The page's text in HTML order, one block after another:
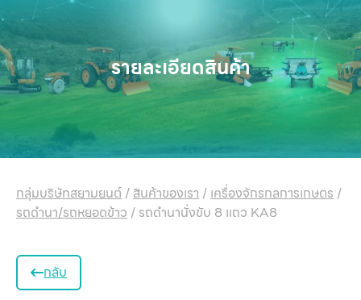
รายละเอียดสินค้า
กลุ่มบริษัทสยามยนต์ /สินค้าของเรา /เครื่องจักรกลการเกษตร /
รถดำนา/รถหยอดข้าว / รถดำนานั่งขับ 8 แถว KA8
กลับ